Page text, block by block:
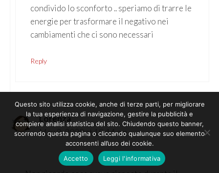
condivido lo sconforto .. speriamo di trarre le
energie per trasformare il negativo nei
cambiamenti che ci sono necessari
Reply
Lorenza
May 3, 2020 at 10:14 am
Questo sito utilizza cookie, anche di terze parti, per migliorare
la tua esperienza di navigazione, gestire la pubblicità e
compiere analisi statistica del sito. Chiudendo questo banner,
scorrendo questa pagina o cliccando qualunque suo elemento
acconsenti all’uso dei cookie.
Accetto
Leggi l'informativa